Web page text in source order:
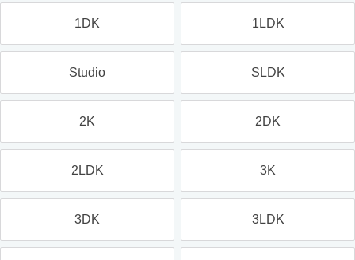
1DK 1LDK
Studio SLDK
2K 2DK
2LDK 3K
3DK 3LDK